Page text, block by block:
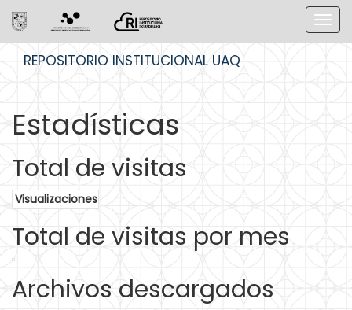
REPOSITORIO INSTITUCIONAL UAQ
Estadísticas
Total de visitas
Visualizaciones
Total de visitas por mes
Archivos descargados